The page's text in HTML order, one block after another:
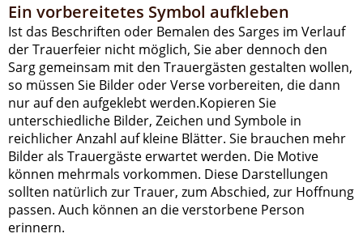
Ein vorbereitetes Symbol aufkleben
Ist das Beschriften oder Bemalen des Sarges im Verlauf
der Trauerfeier nicht möglich, Sie aber dennoch den
Sarg gemeinsam mit den Trauergästen gestalten wollen,
so müssen Sie Bilder oder Verse vorbereiten, die dann
nur auf den aufgeklebt werden.Kopieren Sie
unterschiedliche Bilder, Zeichen und Symbole in
reichlicher Anzahl auf kleine Blätter. Sie brauchen mehr
Bilder als Trauergäste erwartet werden. Die Motive
können mehrmals vorkommen. Diese Darstellungen
sollten natürlich zur Trauer, zum Abschied, zur Hoffnung
passen. Auch können an die verstorbene Person
erinnern.